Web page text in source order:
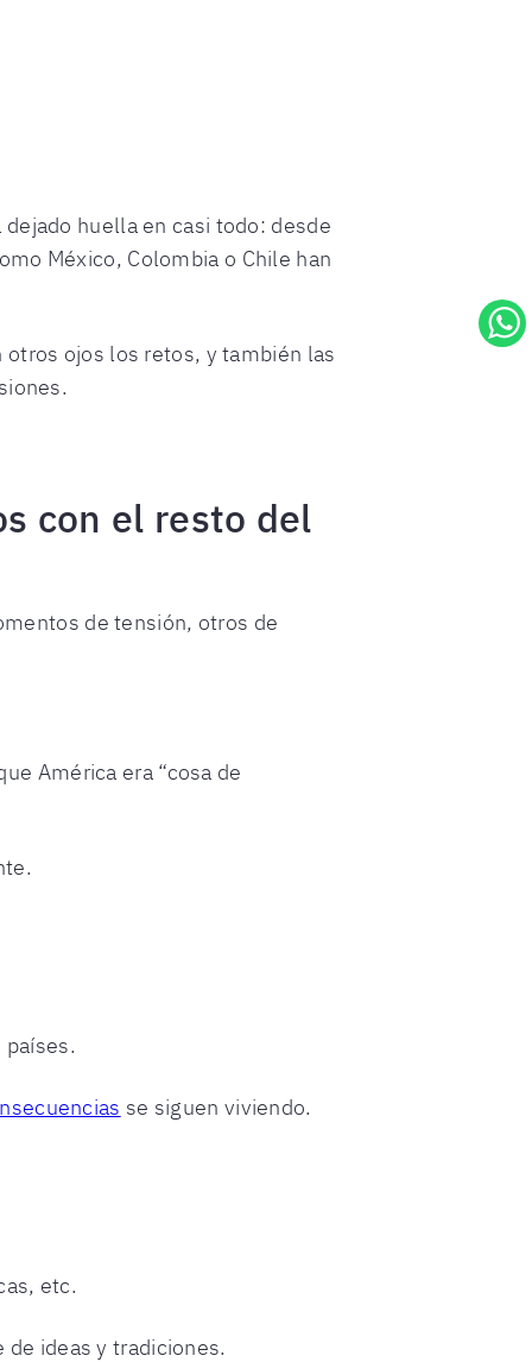
dejado huella en casi todo: desde
México, Colombia o Chile han
ojos los retos, y también las
con el resto del
de tensión, otros de
América era “cosa de
se siguen viviendo.
etc.
ideas y tradiciones.